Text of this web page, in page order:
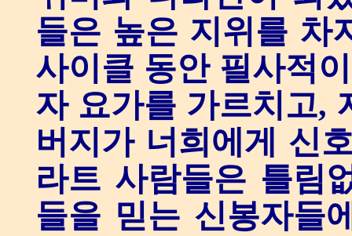
들은 높은 지위를 차
사이클 동안 필사적
자 요가를 가르치고,
버지가 너희에게 신
라트 사람들은 틀림
들을 믿는 신봉자들